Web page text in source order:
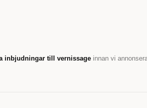
inbjudningar till vernissage innan vi